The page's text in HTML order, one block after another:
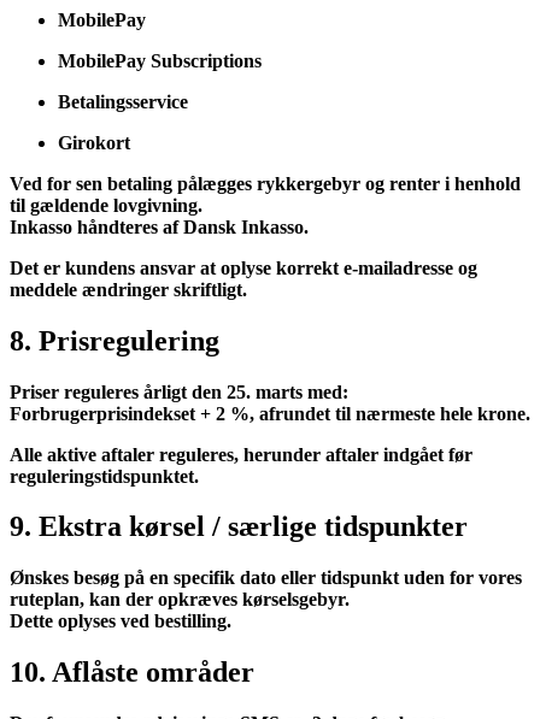
MobilePay
MobilePay Subscriptions
Betalingsservice
Girokort
Ved for sen betaling pålægges rykkergebyr og renter i henhold
til gældende lovgivning.
Inkasso håndteres af Dansk Inkasso.
Det er kundens ansvar at oplyse korrekt e-mailadresse og
meddele ændringer skriftligt.
8. Prisregulering
Priser reguleres årligt den 25. marts med:
Forbrugerprisindekset + 2 %, afrundet til nærmeste hele krone.
Alle aktive aftaler reguleres, herunder aftaler indgået før
reguleringstidspunktet.
9. Ekstra kørsel / særlige tidspunkter
Ønskes besøg på en specifik dato eller tidspunkt uden for vores
ruteplan, kan der opkræves kørselsgebyr.
Dette oplyses ved bestilling.
10. Aflåste områder